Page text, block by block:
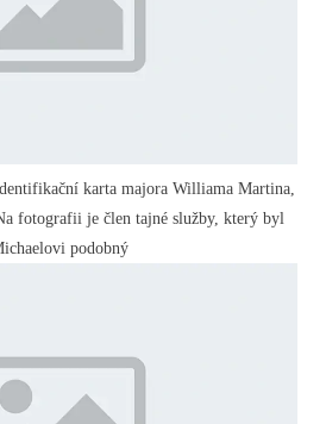
karta majora Williama Martina,
fotografii je člen tajné služby, který byl
podobný